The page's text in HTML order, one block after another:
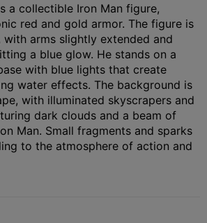
a collectible Iron Man figure,
red and gold armor. The figure is
with arms slightly extended and
a blue glow. He stands on a
with blue lights that create
water effects. The background is
with illuminated skyscrapers and
dark clouds and a beam of
Man. Small fragments and sparks
to the atmosphere of action and